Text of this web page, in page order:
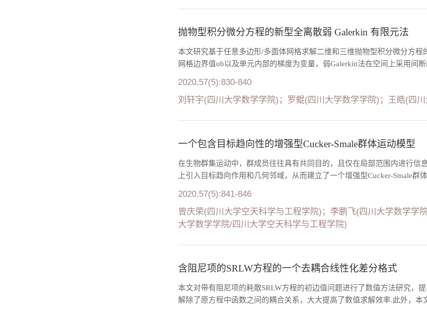
抛物型积分微分方程的新型全离散弱 Galerkin 有限元法
本文研究基于任意多边形/多面体网格求解二维和三维抛物型积分微分方程
网格边界值ub以及单元内部的梯度为变量，弱Galerkin法在空间上采用间
2020,57(5):830-840
刘轩宇(四川大学数学学院)；罗鲲(四川大学数学学院)；王皓(四
一个包含目标趋向性的增强型Cucker-Smale群体运动模型
在生物群集运动中，群成员往往具有共同目的，且仅在局部范围内进行信
上引入目标趋向作用和几何邻域，从而建立了一个增强型Cucker-Smale群
2020,57(5):841-846
曾庆荣(四川大学空天科学与工程学院)；李鹏飞(四川大学数学学
大学数学学院/四川大学空天科学与工程学院)
含阻尼项的SRLW方程的一个去耦合线性化差分格式
本文对带有阻尼项的耗散SRLW方程的初边值问题进行了数值方法研究，
解除了原方程中函数之间的耦合关系，大大提高了数值求解效率.此外，本